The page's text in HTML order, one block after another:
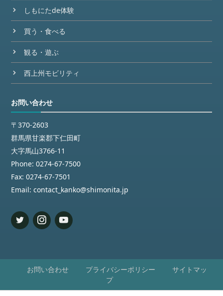
しもにたde体験
買う・食べる
観る・遊ぶ
西上州モビリティ
お問い合わせ
〒370-2603
群馬県甘楽郡下仁田町
大字馬山3766-11
Phone: 0274-67-7500
Fax: 0274-67-7501
Email: contact_kanko@shimonita.jp
お問い合わせ プライバシーポリシー
サイトマッ
プ